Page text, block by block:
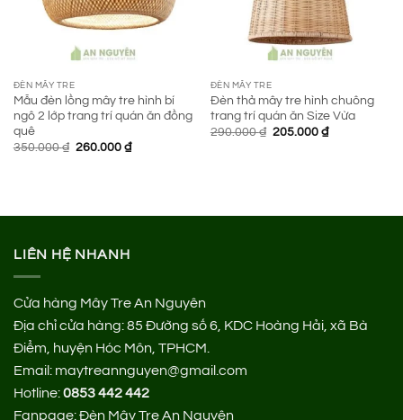
ĐÈN MÂY TRE
Mẫu đèn lồng mây tre hình bí
ngô 2 lớp trang trí quán ăn đồng
quê
350.000₫ Giá
260.000 ₫Giá
ĐÈN MÂY TRE
Đèn thả mây tre hình chuông
trang trí quán ăn Size Vừa
290.000₫ Giá
205.000 ₫Giá
LIÊN HỆ NHANH
Cửa hàng Mây Tre An Nguyên
Địa chỉ cửa hàng:85 Đường số 6, KDC Hoàng Hải, xã Bà
Điểm, huyện Hóc Môn, TPHCM.
Email: maytreannguyen@gmail.com
Hotline:0853 442 442
Fanpage:Đèn Mây Tre An Nguyên